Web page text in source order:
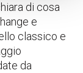
di cosa
e
classico e
da